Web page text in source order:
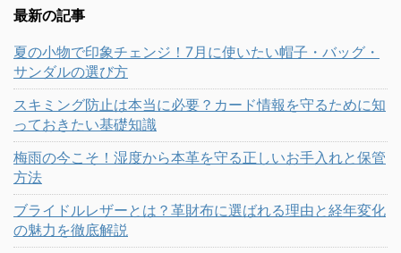
最新の記事
夏の小物で印象チェンジ！7月に使いたい帽子・バッグ・
サンダルの選び方
スキミング防止は本当に必要？カード情報を守るために知
っておきたい基礎知識
梅雨の今こそ！湿度から本革を守る正しいお手入れと保管
方法
ブライドルレザーとは？革財布に選ばれる理由と経年変化
の魅力を徹底解説